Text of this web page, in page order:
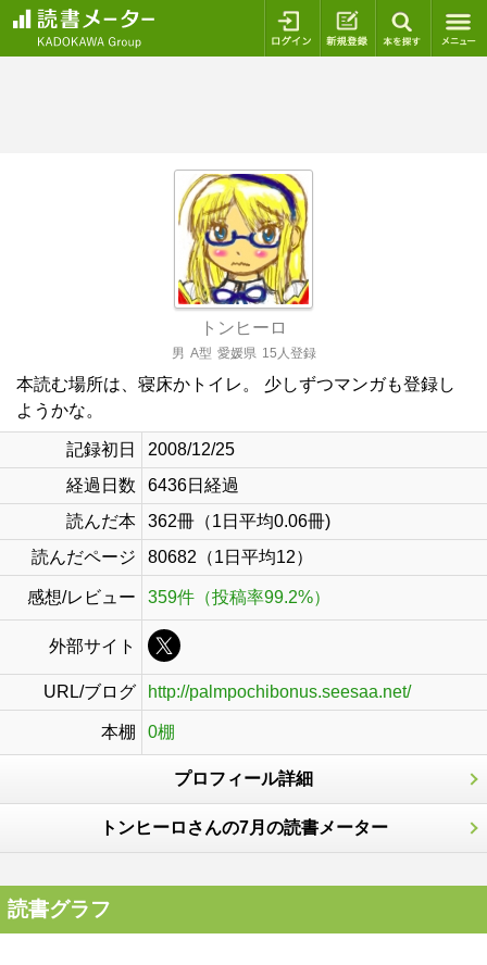
ログイン 新規登録
トンヒーロ
男 A型 愛媛県 15人登録
本読む場所は、寝床かトイレ。 少しずつマンガも登録し
ようかな。
記録初日
2008/12/25
経過日数
6436日経過
読んだ本
362冊（1日平均0.06冊)
読んだページ
80682（1日平均12）
感想/レビュー 359件（投稿率99.2%）
外部サイト
URL/ブログ http://palmpochibonus.seesaa.net/
本棚 0棚
プロフィール詳細
トンヒーロさんの7月の読書メーター
読書グラフ